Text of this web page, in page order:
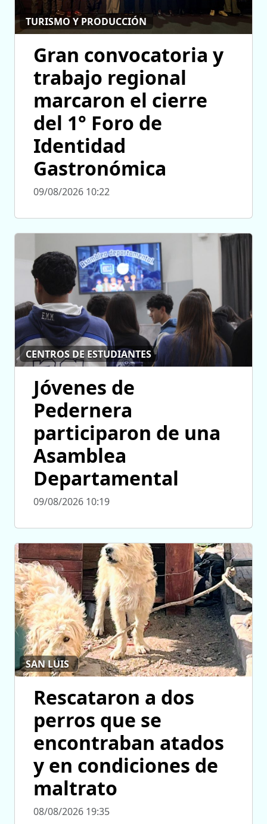
TURISMO Y PRODUCCIÓN
Gran convocatoria y
trabajo regional
marcaron el cierre
del 1° Foro de
Identidad
Gastronómica
09/08/2026 10:22
CENTROS DE ESTUDIANTES
Jóvenes de
Pedernera
participaron de una
Asamblea
Departamental
09/08/2026 10:19
SAN LUIS
Rescataron a dos
perros que se
encontraban atados
y en condiciones de
maltrato
08/08/2026 19:35